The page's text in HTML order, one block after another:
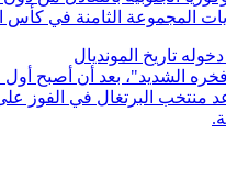
تاريخ المونديال